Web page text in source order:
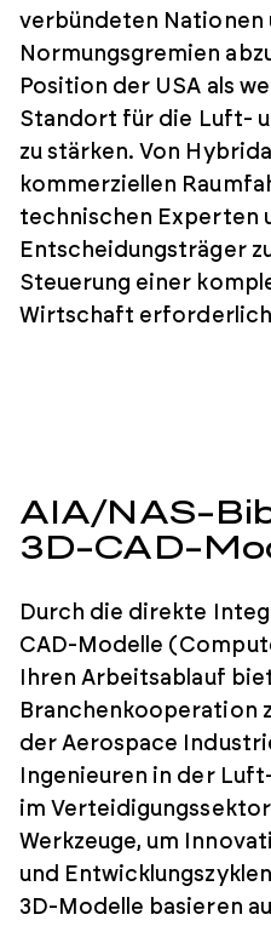
verbündeten Nationen
Normungsgremien
Position der USA als
Standort für die Luft-
zu stärken. Von
kommerziellen
technischen Experten
Entscheidungsträger
Steuerung einer
Wirtschaft erforderlich
AIA/NAS-
3D-CAD-
Durch die direkte
CAD-Modelle
Ihren Arbeitsablauf
Branchenkooperation
der Aerospace
Ingenieuren in der
im
Werkzeuge, um
und
3D-Modelle basieren